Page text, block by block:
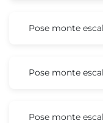
Pose monte
Pose monte
Pose monte